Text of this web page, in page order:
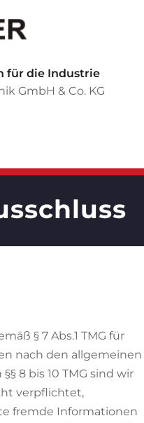
für die Industrie
GmbH & Co. KG
§ 7 Abs.1 TMG für
nach den allgemeinen
8 bis 10 TMG sind wir
verpflichtet,
fremde Informationen